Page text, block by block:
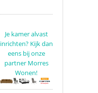
Je kamer alvast
inrichten? Kijk dan
eens bij onze
partner Morres
Wonen!